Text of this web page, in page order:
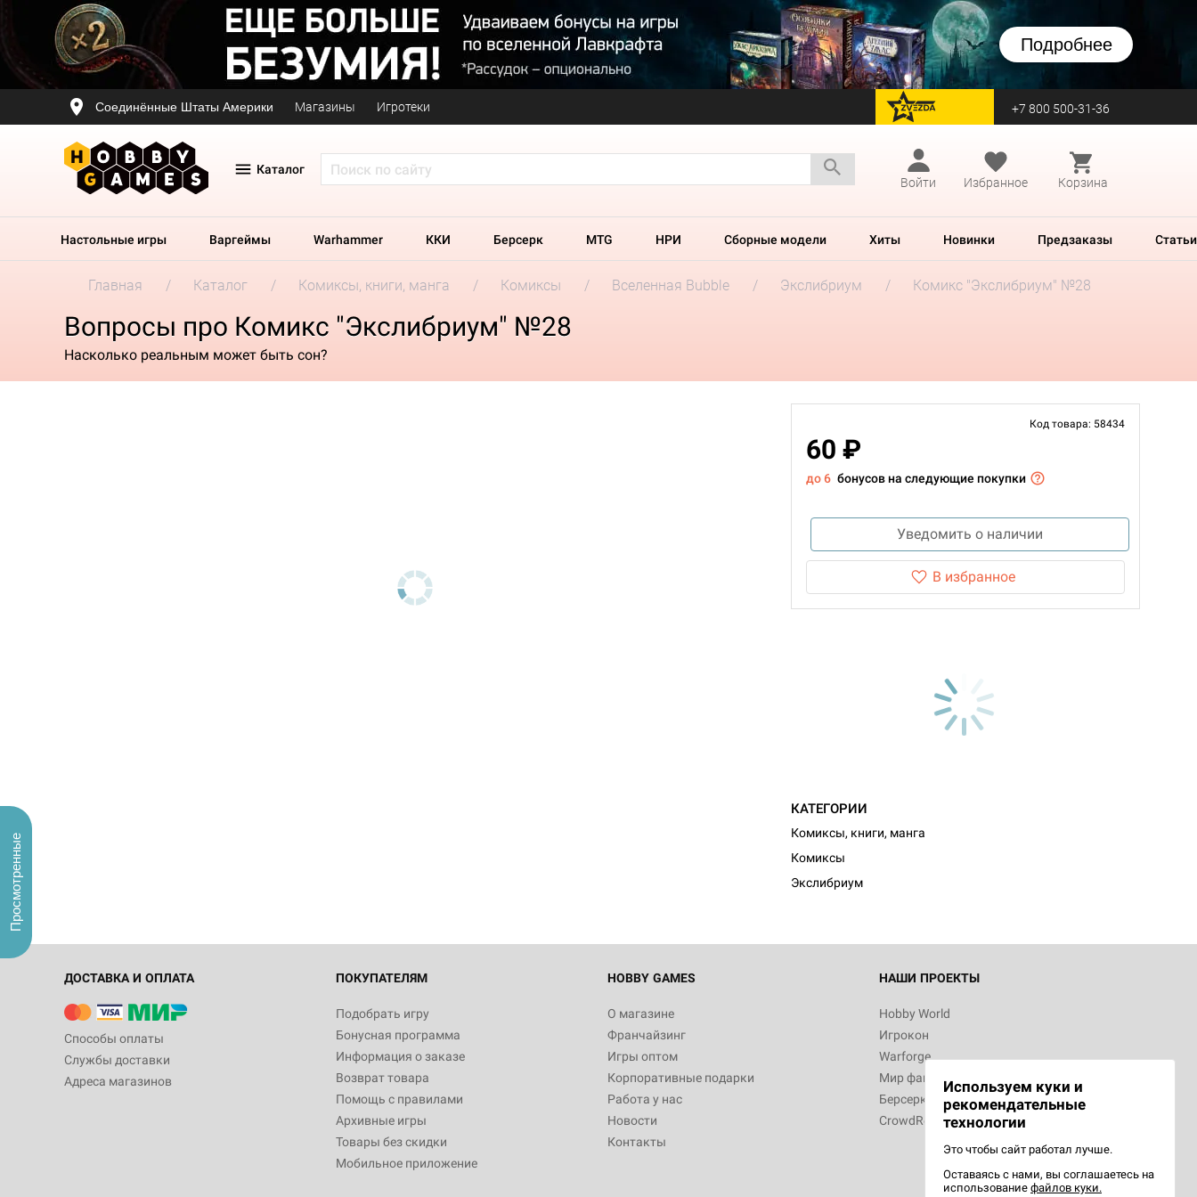
Подробнее
Соединённые Штаты Америки Магазины Игротеки перейти на Zvezda +7 800 500-31-36
Каталог
Войти
Избранное Корзина
Настольные игры Варгеймы Warhammer ККИ Берсерк MTG НРИ Сборные модели Хиты Новинки Предзаказы Статьи
Главная Каталог Комиксы, книги, манга Комиксы Вселенная Bubble Экслибриум Комикс "Экслибриум" №28
Вопросы про Комикс "Экслибриум" №28
Насколько реальным может быть сон?
Код товара: 58434
60 ₽
до 6 бонусов на следующие покупки
Уведомить о наличии
В избранное
КАТЕГОРИИ
Комиксы, книги, манга
Комиксы
Экслибриум
ДОСТАВКА И ОПЛАТА
Способы оплаты
Службы доставки
Адреса магазинов
ПОКУПАТЕЛЯМ
Подобрать игру
Бонусная программа
Информация о заказе
Возврат товара
Помощь с правилами
Архивные игры
Товары без скидки
Мобильное приложение
HOBBY GAMES
О магазине
Франчайзинг
Игры оптом
Корпоративные подарки
Работа у нас
Новости
Контакты
НАШИ ПРОЕКТЫ
Hobby World
Игрокон
Warforge
Мир фантастики
Берсерк
CrowdRepublic
Используем куки и
рекомендательные
технологии
Это чтобы сайт работал лучше.
Оставаясь с нами, вы соглашаетесь на
использование файлов куки.
Просмотренные
Настольная игра Hobby World Монстры
Белая смерть
12 990
Настольная игра Hobby World Берсерк.
3 490